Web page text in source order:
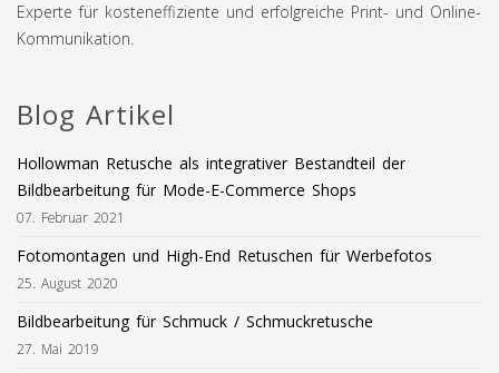
Experte für kosteneffiziente und erfolgreiche Print- und Online-
Kommunikation.
Blog Artikel
Hollowman Retusche als integrativer Bestandteil der
Bildbearbeitung für Mode-E-Commerce Shops
07. Februar 2021
Fotomontagen und High-End Retuschen für Werbefotos
25. August 2020
Bildbearbeitung für Schmuck / Schmuckretusche
27. Mai 2019